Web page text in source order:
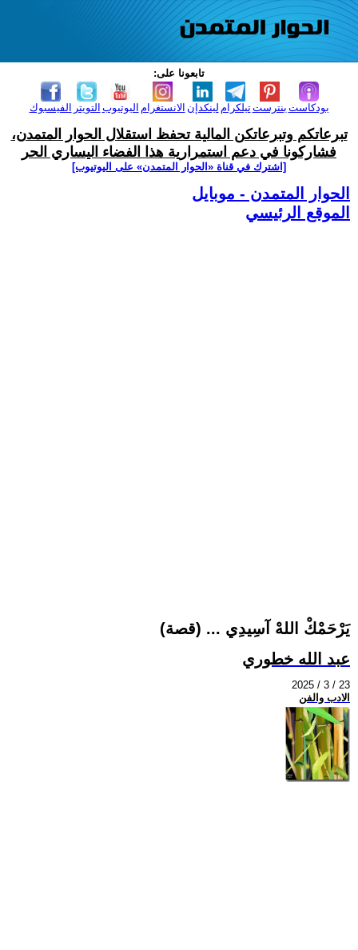
تابعونا على:
الفيسبوك التويتر اليوتيوب الانستغرام لينكدإن تيلكرامبنترست بودكاست
تبرعاتكم وتبرعاتكن المالية تحفظ استقلال الحوار المتمدن،
فشاركونا في دعم استمرارية هذا الفضاء اليساري الحر
[اشترك في قناة ‫«الحوار المتمدن» على اليوتيوب]
الحوار المتمدن - موبايل
الموقع الرئيسي
يَرْحَمْكْ اللهْ آسِيدِي ... (قصة)
عبد الله خطوري
2025 / 3 / 23
الادب والفن